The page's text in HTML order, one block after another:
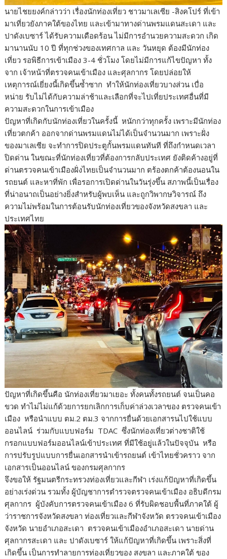
นายไชยยงค์กล่าวว่า เรื่องนักท่องเที่ยว ชาวมาเลเซีย -สิงคโปร์ ที่เข้า
มาเที่ยวยังภาคใต้ของไทย และเข้ามาทางด่านพรมแดนสะเดา และ
ปาดังเบซาร์ ได้รับความเดือดร้อน ไม่มีการอำนวยความสะดวก เกิด
มานานนับ 10 ปี ที่ทุกช่วงของเทศกาล และ วันหยุด ต้องมีนักท่อง
เที่ยว รอพิธีการเข้าเมือง 3-4 ชั่วโมง โดยไม่มีการแก้ไขปัญหา ทั้ง
จาก เจ้าหน้าที่ตรวจคนเข้าเมือง และศุลกากร โดยปล่อยให้
เหตุการณ์เยี่ยงนี้เกิดขึ้นซ้ำซาก ทำให้นักท่องเที่ยวบางส่วน เบื่อ
หน่าย รับไม่ได้กับความล่าช้าและเลือกที่จะไปเที่ยประเทศอื่นที่มี
ความสะดวกในการเข้าเมือง
ปัญหาที่เกิดกับนักท่องเที่ยวในครั้งนี้ หนักกว่าทุกครั้ง เพราะมีนักท่อง
เที่ยวตกค้า ออกจากด่านพรมแดนไม่ได้เป็นจำนวนมาก เพราะฝั่ง
ของมาเลเซีย จะทำการปิดประตูกั้นพรมแดนทันที ที่ถึงกำหนดเวลา
ปิดด่าน ในขณะที่นักท่องเที่ยวที่ต้องการกลับประเทศ ยังติดค้างอยู่ที่
ด่านตรวจคนเข้าเมืองฝั่งไทยเป็นจำนวนมาก ตร้องตกค้าต้องนอนใน
รถยนต์ และหาที่พัก เพื่อรอการเปิดด่านในวันรุ่งขึ้น สภาพนี้เป็นเรื่อง
ที่น่าอนาถเป็นอย่างยิ่งสำหรับผู้พบเห็น และถูกวิพากษวิจารณ์ ถึง
ความไม่พร้อมในการต้อนรับนักท่องเที่ยวของจังหวัดสงขลา และ
ประเทศไทย
ปัญหาที่เกิดขึ้นคือ นักท่องเที่ยวมาเยอะ ทั้งคนทั้งรถยนต์ จนเป็นคอ
ขวด ทำไม่ไม่แก้ด้วยการยกเลิกการเก็บค่าล่วงเวลาของ ตรวจคนเข้า
เมือง หรือนำแบบ ตม.2 ตม.3 จากการยื่นด้วยเอกสารนไปใช้แบบ
ออนไลน์ ร่วมกับแบบฟอร์ม TDAC ซึ่งนักท่องเที่ยวต่างชาติใช้
กรอกแบบฟอร์มออนไลน์เข้าประเทศ ที่มีใช้อยู่แล้วในปัจจุบัน หรือ
การปรับรูปแบบการยื่นเอกสารนำเข้ารถยนต์ เข้าไทยชั่วคราว จาก
เอกสารเป็นออนไลน์ ของกรมศุลกากร
จึงขอให้ รัฐมนตรีกระทรวงท่องเที่ยวและกีฬา เร่งแก้ปัญหาที่เกิดขึ้น
อย่างเร่งด่วน รวมทั้ง ผู้บัญชาการตำรวจตรวจคนเข้าเมือง อธิบดีกรม
ศุลกากร ผู้บังคับการตรวจคนเข้าเมือง 6 ที่รับผิดชอบพื้นที่ภาคใต้ ผู้
ว่าราชการจังหวัดสงขลา ท่องเที่ยวและกีฬาจังหวัด ตรวจคนเข้าเมือง
จังหวัด นายอำเภอสะเดา ตรวจคนเข้าเมืองอำเภอสะเดา นายด่าน
ศุลกากรสะเดา และ ปาดังเบซาร์ ให้แก้ปัญหาที่เกิดขึ้น เพราะสิ่งที่
เกิดขึ้น เป็นการทำลายการท่องเที่ยวของ สงขลา และภาคใต้ ของ